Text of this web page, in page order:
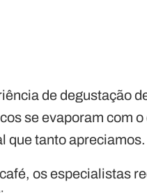
de degustação
se evaporam com
que tanto apreciamos.
os especialistas